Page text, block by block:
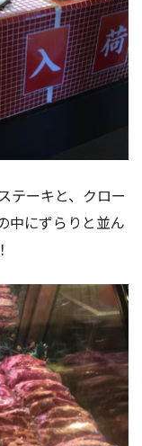
テーキと、クロー
中にずらりと並ん